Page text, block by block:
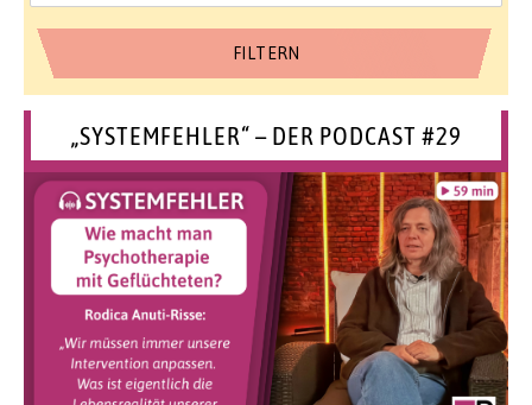
„SYSTEMFEHLER“ – DER PODCAST #29